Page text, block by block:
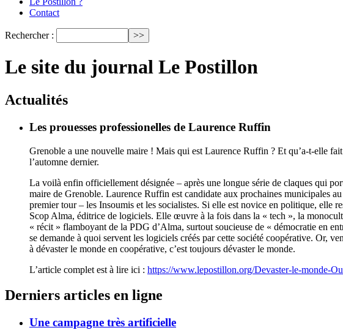
Contact
Rechercher :
Le site du journal Le Postillon
Actualités
Les prouesses professionelles de Laurence Ruffin
Grenoble a une nouvelle maire ! Mais qui est Laurence Ruffin ? Et qu’a-t-elle
l’automne dernier.
La voilà enfin officiellement désignée – après une longue série de claques qui
maire de Grenoble. Laurence Ruffin est candidate aux prochaines municipales
premier tour – les Insoumis et les socialistes. Si elle est novice en politique, elle
Scop Alma, éditrice de logiciels. Elle œuvre à la fois dans la « tech », la
« récit » flamboyant de la PDG d’Alma, surtout soucieuse de « démocratie en
se demande à quoi servent les logiciels créés par cette société coopérative. Or,
à dévaster le monde en coopérative, c’est toujours dévaster le monde.
L’article complet est à lire ici : https://www.lepostillon.org/Devaster-le-monde-
Derniers articles en ligne
Une campagne très artificielle